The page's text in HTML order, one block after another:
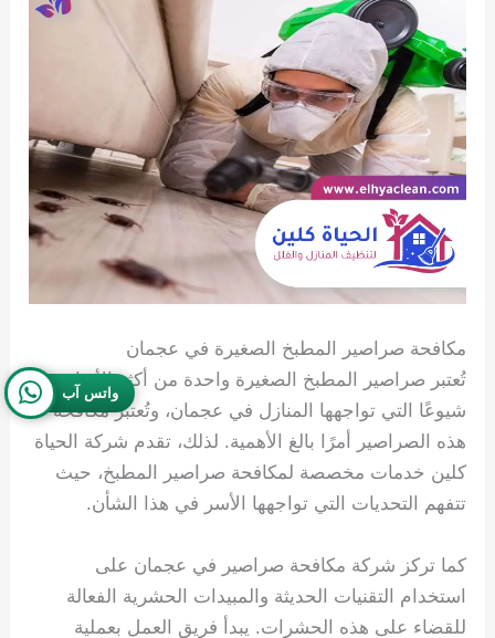
مكافحة صراصير المطبخ الصغيرة في عجمان
تُعتبر صراصير المطبخ الصغيرة واحدة من أكثر الأنواع
شيوعًا التي تواجهها المنازل في عجمان، وتُعتبر مكافحة
هذه الصراصير أمرًا بالغ الأهمية. لذلك، تقدم شركة الحياة
كلين خدمات مخصصة لمكافحة صراصير المطبخ، حيث
تتفهم التحديات التي تواجهها الأسر في هذا الشأن.
كما تركز شركة مكافحة صراصير في عجمان على
استخدام التقنيات الحديثة والمبيدات الحشرية الفعالة
للقضاء على هذه الحشرات. يبدأ فريق العمل بعملية
واتس آب